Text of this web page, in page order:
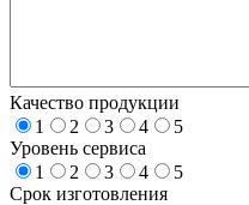
Качество продукции
1
2 3 4
5
Уровень сервиса
1
2 3 4
5
Срок изготовления